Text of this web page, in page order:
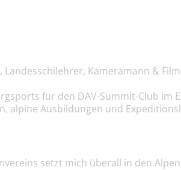
Kameramann &
für den DAV-Summit-Club im
alpine Ausbildungen und
setzt mich überall in den